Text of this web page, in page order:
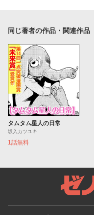
同じ著者の作品・関連作品
タムタム星人の日常
坂入カツユキ
1話無料